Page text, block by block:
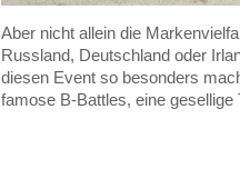
Aber nicht allein die
Russland, Deutschland oder
diesen Event so besonders
famose B-Battles, eine gesellige